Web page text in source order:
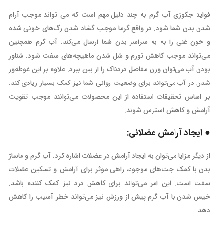
فواید جکوزی آب گرم به چند دلیل مهم است که می تواند موجب آرام
شدن بدن شما شود. در واقع گرما موجب گشاد شدن رگ‌های خونی شده
و خون غنی را به به سراسر بدن شما ارسال می‌کند. آب گرم همچنین
می‌تواند موجب کاهش تورم و شل شدن ماهیچه‌های سفت شود. شناور
بودن آب می‌توان وزن مفاصل دردناک را از بین ببرد. علاوه بر این غوطه‌ور
شدن در آب می‌تواند برای وضعیت روانی شما نیز کمک بسیار زیادی کند.
بر اساس تحقیقات استفاده از این محصولات می‌توانند موجب تقویت
آرامش و کاهش استرس شوند.
● ایجاد آرامش عضلانی:
از دیگر مزایا می‌توان به ایجاد آرامش در عضلات اشاره کرد. آب گرم و ماساژ
بدن با کمک جت‌های موجود، راهی موثر برای آرامش و تسکین عضلات
سفت است. این امر می‌تواند برای کاهش درد نیز کمک کننده باشد‌.
خیس شدن با آب گرم پیش از ورزش نیز می‌تواند خطر آسیب را کاهش
دهد.